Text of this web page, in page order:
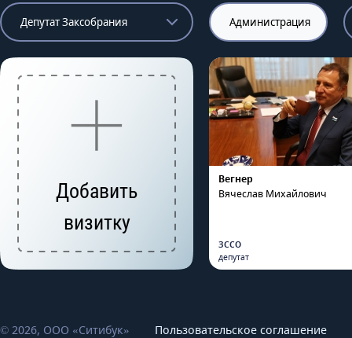
Депутат Заксобрания Администрация
Добавить
визитку
Вегнер
Вячеслав Михайлович
ЗССО
депутат
© 2026, ООО «Ситибук» Пользовательское соглашение